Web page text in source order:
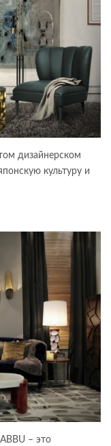
дизайнерском
культуру и
– это